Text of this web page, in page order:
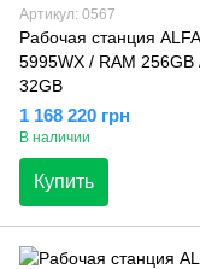
Артикул: 0567
Рабочая станция
5995WX / RAM
32GB
1 168 220 грн
В наличии
Купить